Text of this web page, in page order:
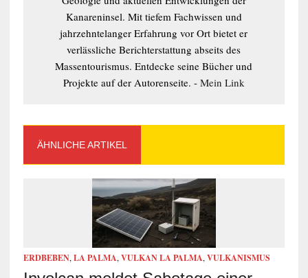
Kanareninsel. Mit tiefem Fachwissen und
jahrzehntelanger Erfahrung vor Ort bietet er
verlässliche Berichterstattung abseits des
Massentourismus. Entdecke seine Bücher und
Projekte auf der Autorenseite. - Mein Link
ÄHNLICHE ARTIKEL
ERDBEBEN, LA PALMA, VULKAN LA PALMA, VULKANISMUS